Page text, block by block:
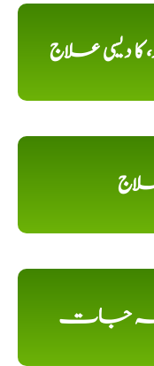
کا دیسی علاج
علاج
نسخہ جات